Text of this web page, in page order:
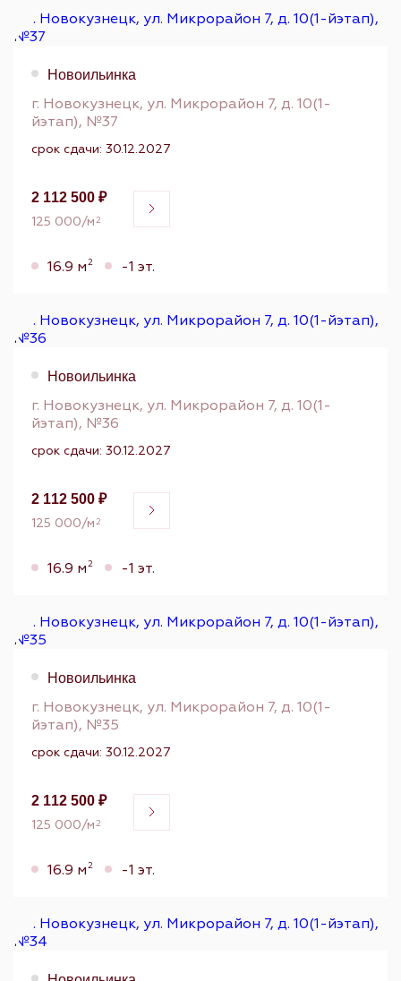
Новоильинка
г. Новокузнецк, ул. Микрорайон 7, д. 10(1-
йэтап), №37
срок сдачи: 30.12.2027
2 112 500 ₽
125 000/м2
16.9 м2 -1 эт.
Новоильинка
г. Новокузнецк, ул. Микрорайон 7, д. 10(1-
йэтап), №36
срок сдачи: 30.12.2027
2 112 500 ₽
125 000/м2
16.9 м2 -1 эт.
Новоильинка
г. Новокузнецк, ул. Микрорайон 7, д. 10(1-
йэтап), №35
срок сдачи: 30.12.2027
2 112 500 ₽
125 000/м2
16.9 м2 -1 эт.